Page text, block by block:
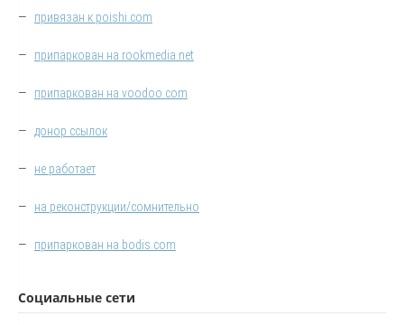
— привязан к poishi.com
— припаркован на rookmedia.net
— припаркован на voodoo.com
— донор ссылок
— не работает
— на реконструкции/сомнительно
— припаркован на bodis.com
Социальные сети